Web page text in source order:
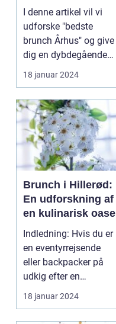
der kombinerer det
bedste fra
morgenmad og
frokost i én måltid
I denne artikel vil vi
udforske "bedste
brunch Århus" og give
dig en dybdegående
præsentation af den...
18 januar 2024
Brunch i Hillerød:
En udforskning af
en kulinarisk oase
Indledning: Hvis du er
en eventyrrejsende
eller backpacker på
udkig efter en
uforglemmelig
gastronom...
18 januar 2024